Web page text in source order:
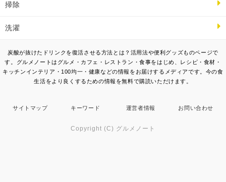
掃除
洗濯
炭酸が抜けたドリンクを復活させる方法とは？活用法や便利グッズものページで
す。グルメノートはグルメ・カフェ・レストラン・食事をはじめ、レシピ・食材・
キッチンインテリア・100均一・健康などの情報をお届けするメディアです。今の食
生活をより良くするための情報を無料で購読いただけます。
サイトマップ キーワード 運営者情報 お問い合わせ
Copyright (C) グルメノート